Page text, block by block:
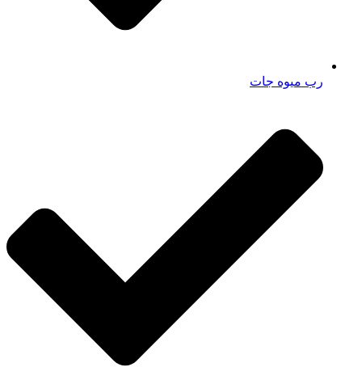
رب میوه جات